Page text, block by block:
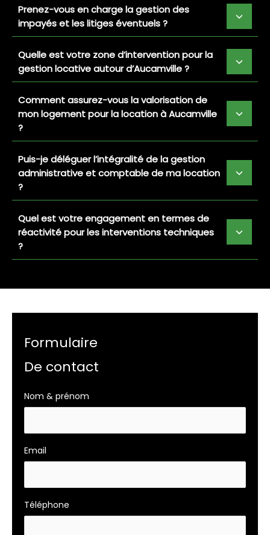
Prenez-vous en charge la gestion des
impayés et les litiges éventuels ?
Quelle est votre zone d’intervention pour la
gestion locative autour d’Aucamville ?
Comment assurez-vous la valorisation de
mon logement pour la location à Aucamville
?
Puis-je déléguer l’intégralité de la gestion
administrative et comptable de ma location
?
Quel est votre engagement en termes de
réactivité pour les interventions techniques
?
Formulaire
De contact
Formulaire
page
Nom & prénom
Email
Téléphone